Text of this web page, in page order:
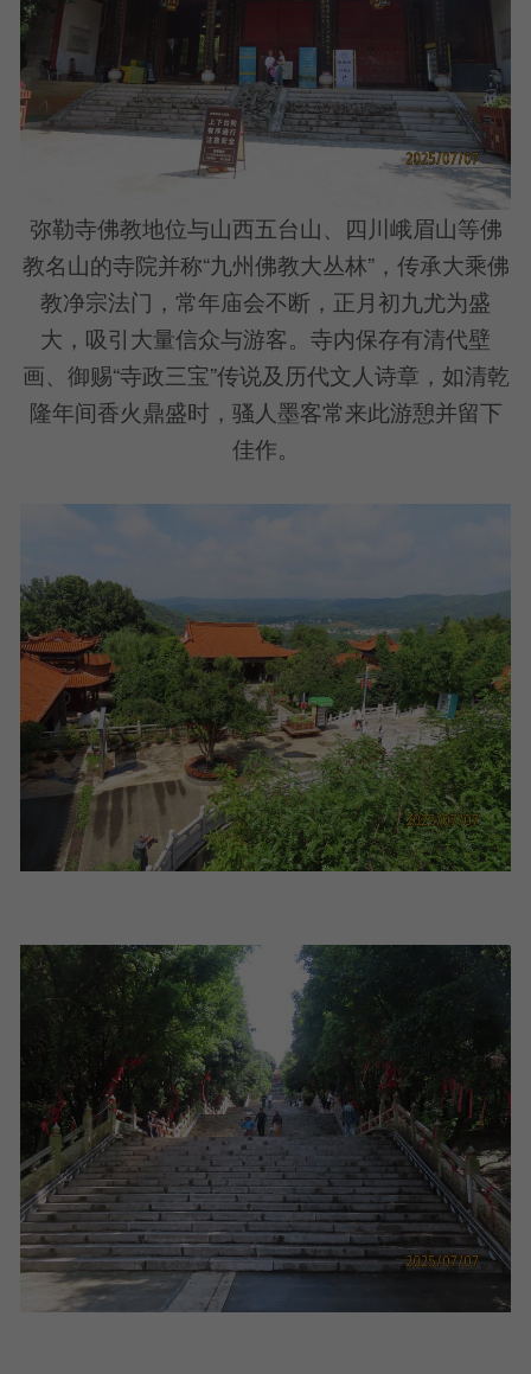
弥勒寺佛教地位与山西五台山、四川峨眉山等佛
教名山的寺院并称“九州佛教大丛林”，传承大乘佛
教净宗法门，常年庙会不断，正月初九尤为盛
大，吸引大量信众与游客。寺内保存有清代壁
画、御赐“寺政三宝”传说及历代文人诗章，如清乾
隆年间香火鼎盛时，骚人墨客常来此游憩并留下
佳作。